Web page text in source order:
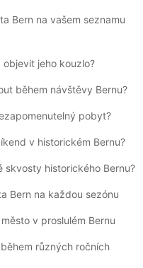
Bern na vašem seznamu
jeho kouzlo?
během návštěvy Bernu?
pobyt?
v historickém Bernu?
historického Bernu?
Bern na každou sezónu
v proslulém Bernu
různých ročních